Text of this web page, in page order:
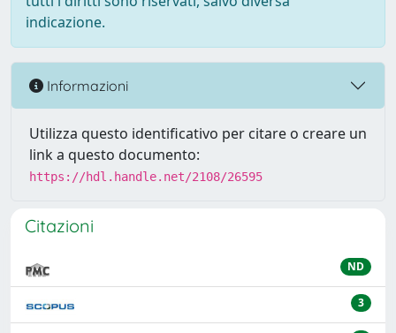
indicazione.
Informazioni
Utilizza questo identificativo per citare o creare un
link a questo documento:
https://hdl.handle.net/2108/26595
Citazioni
ND
3